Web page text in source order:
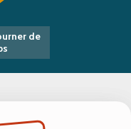
de